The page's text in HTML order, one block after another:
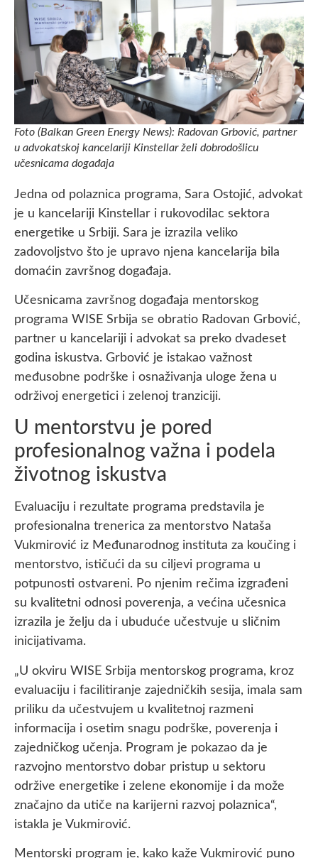
Foto (Balkan Green Energy News): Radovan Grbović, partner
u advokatskoj kancelariji Kinstellar želi dobrodošlicu
učesnicama događaja
Jedna od polaznica programa, Sara Ostojić, advokat
je u kancelariji Kinstellar i rukovodilac sektora
energetike u Srbiji. Sara je izrazila veliko
zadovoljstvo što je upravo njena kancelarija bila
domaćin završnog događaja.
Učesnicama završnog događaja mentorskog
programa WISE Srbija se obratio Radovan Grbović,
partner u kancelariji i advokat sa preko dvadeset
godina iskustva. Grbović je istakao važnost
međusobne podrške i osnaživanja uloge žena u
održivoj energetici i zelenoj tranziciji.
U mentorstvu je pored
profesionalnog važna i podela
životnog iskustva
Evaluaciju i rezultate programa predstavila je
profesionalna trenerica za mentorstvo Nataša
Vukmirović iz Međunarodnog instituta za koučing i
mentorstvo, ističući da su ciljevi programa u
potpunosti ostvareni. Po njenim rečima izgrađeni
su kvalitetni odnosi poverenja, a većina učesnica
izrazila je želju da i ubuduće učestvuje u sličnim
inicijativama.
„U okviru WISE Srbija mentorskog programa, kroz
evaluaciju i facilitiranje zajedničkih sesija, imala sam
priliku da učestvujem u kvalitetnoj razmeni
informacija i osetim snagu podrške, poverenja i
zajedničkog učenja. Program je pokazao da je
razvojno mentorstvo dobar pristup u sektoru
održive energetike i zelene ekonomije i da može
značajno da utiče na karijerni razvoj polaznica“,
istakla je Vukmirović.
Mentorski program je, kako kaže Vukmirović puno